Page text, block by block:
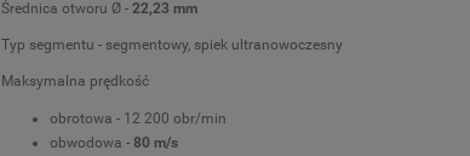
Średnica otworu Ø - 22,23 mm
Typ segmentu - segmentowy, spiek ultranowoczesny
Maksymalna prędkość
obrotowa - 12 200 obr/min
obwodowa - 80 m/s